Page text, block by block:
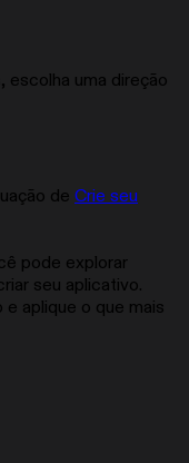
escolha uma direção
de Crie seu
pode explorar
seu aplicativo.
aplique o que mais